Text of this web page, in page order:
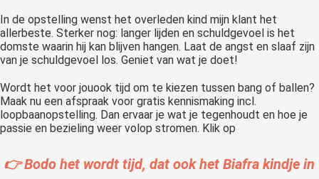
In de opstelling wenst het overleden kind mijn klant het
allerbeste. Sterker nog: langer lijden en schuldgevoel is het
domste waarin hij kan blijven hangen. Laat de angst en slaaf zijn
van je schuldgevoel los. Geniet van wat je doet!
Wordt het voor jouook tijd om te kiezen tussen bang of ballen?
Maak nu een afspraak voor gratis kennismaking incl.
loopbaanopstelling. Dan ervaar je wat je tegenhoudt en hoe je
passie en bezieling weer volop stromen. Klik op
👉 Bodo het wordt tijd, dat ook het Biafra kindje in